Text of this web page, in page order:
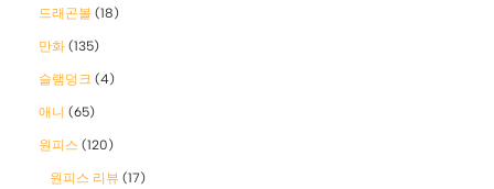
드래곤볼 (18)
만화 (135)
슬램덩크 (4)
애니 (65)
원피스 (120)
원피스 리뷰 (17)